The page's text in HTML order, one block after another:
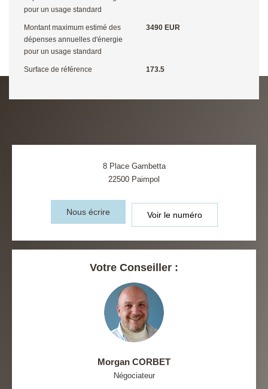
pour un usage standard
Montant maximum estimé des
dépenses annuelles d'énergie
pour un usage standard
3490 EUR
Surface de référence 173.5
8 Place Gambetta
22500 Paimpol
Nous écrire Voir le numéro
Votre Conseiller :
Morgan CORBET
Négociateur